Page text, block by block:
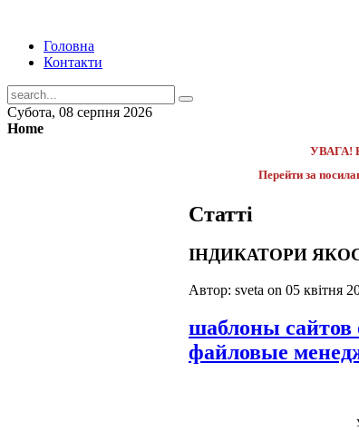
Головна
Контакти
Субота, 08 серпня 2026
Home
УВАГА!
Перейти за
Статті
ІНДИКАТОРИ
Автор: sveta on 05 квітня
шаблоны
файловые